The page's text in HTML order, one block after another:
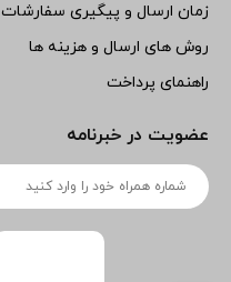
زمان ارسال و پیگیری سفارشات
روش های ارسال و هزینه ها
راهنمای پرداخت
عضویت در خبرنامه